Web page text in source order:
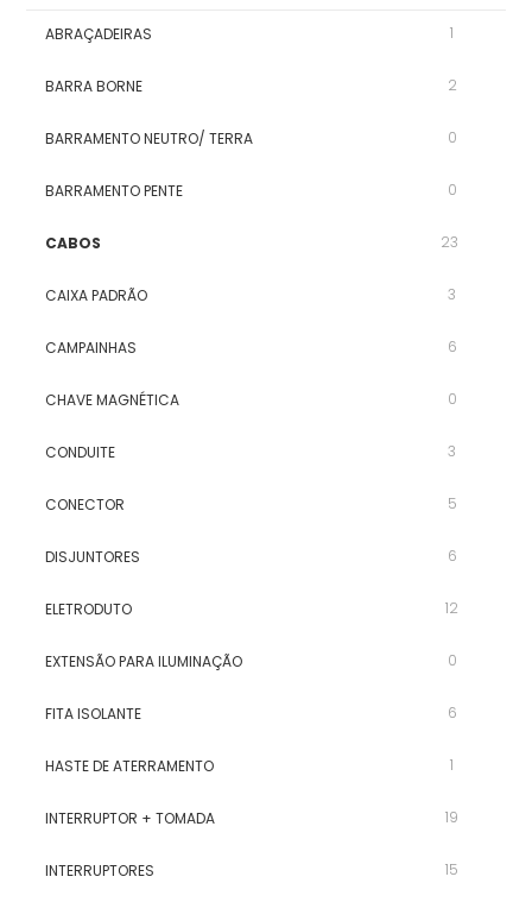
ABRAÇADEIRAS 1
BARRA BORNE 2
BARRAMENTO NEUTRO/ TERRA 0
BARRAMENTO PENTE 0
CABOS 23
CAIXA PADRÃO 3
CAMPAINHAS 6
CHAVE MAGNÉTICA 0
CONDUITE 3
CONECTOR 5
DISJUNTORES 6
ELETRODUTO 12
EXTENSÃO PARA ILUMINAÇÃO 0
FITA ISOLANTE 6
HASTE DE ATERRAMENTO 1
INTERRUPTOR + TOMADA 19
INTERRUPTORES 15